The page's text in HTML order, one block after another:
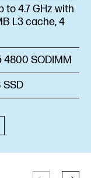
to 4.7 GHz with
L3 cache, 4
4800 SODIMM
SSD